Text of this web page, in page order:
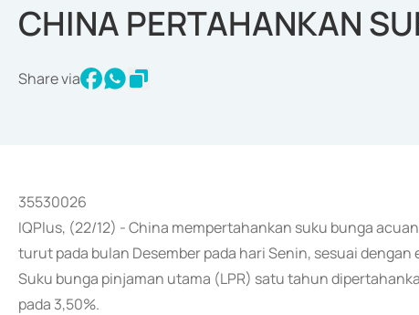
CHINA PERTAHANKAN
Share via
35530026
IQPlus, (22/12) - China mempertahankan suku bunga
turut pada bulan Desember pada hari Senin, sesuai dengan
Suku bunga pinjaman utama (LPR) satu tahun
pada 3,50%.